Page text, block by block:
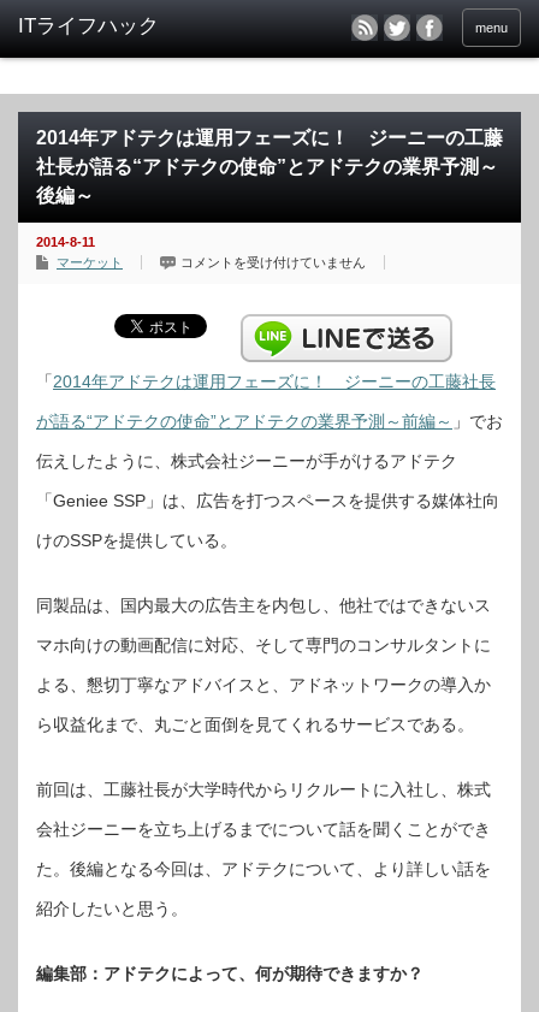
menu
2014年アドテクは運用フェーズに！ ジーニーの工藤
社長が語る“アドテクの使命”とアドテクの業界予測～
後編～
2014-8-11
マーケット
2014
テ
ク
用
フ
ー
ズ
ジ
ー
工
藤
語
ド
テ
の
ア
の
業
予
測
後
編
コメントを受け付けていません
「2014年アドテクは運用フェーズに！ ジーニーの工藤社長
が語る“アドテクの使命”とアドテクの業界予測～前編～ 」でお
伝えしたように、株式会社ジーニーが手がけるアドテク
「Geniee SSP」は、広告を打つスペースを提供する媒体社向
けのSSPを提供している。
同製品は、国内最大の広告主を内包し、他社ではできないス
マホ向けの動画配信に対応、そして専門のコンサルタントに
よる、懇切丁寧なアドバイスと、アドネットワークの導入か
ら収益化まで、丸ごと面倒を見てくれるサービスである。
前回は、工藤社長が大学時代からリクルートに入社し、株式
会社ジーニーを立ち上げるまでについて話を聞くことができ
た。後編となる今回は、アドテクについて、より詳しい話を
紹介したいと思う。
編集部：アドテクによって、何が期待できますか？